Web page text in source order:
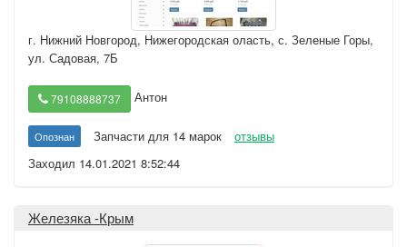
г. Нижний Новгород, Нижегородская оласть, с. Зеленые Горы,
ул. Садовая, 7Б
79108888737 Антон
Опознан Запчасти для 14 марок
отзывы
Заходил 14.01.2021 8:52:44
Железяка -Крым